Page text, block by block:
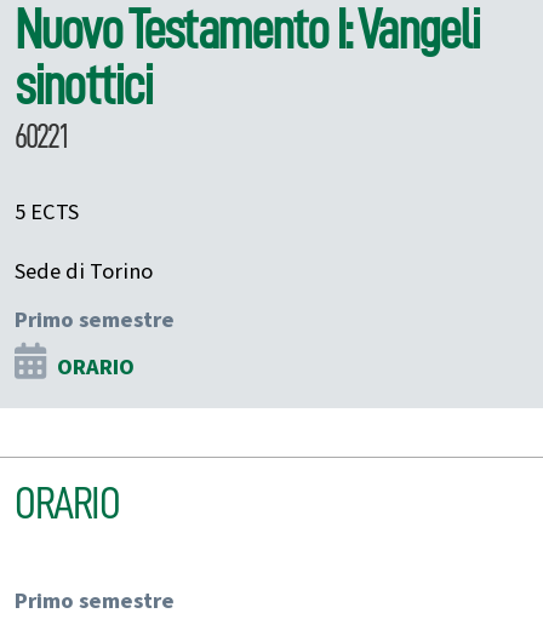
Nuovo Testamento I: Vangeli
sinottici
60221
5 ECTS
Sede di Torino
Primo semestre
ORARIO
ORARIO
Primo semestre